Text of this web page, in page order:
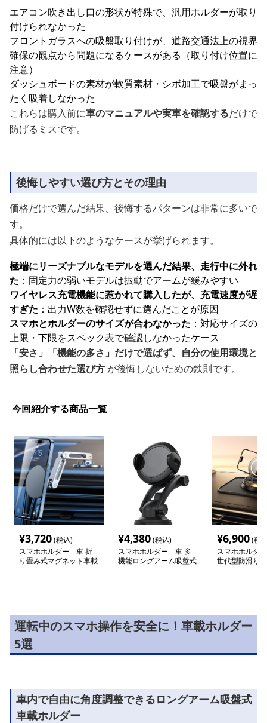
エアコン吹き出し口の形状が特殊で、汎用ホルダーが取り
付けられなかった
フロントガラスへの吸盤取り付けが、道路交通法上の視界
確保の観点から問題になるケースがある（取り付け位置に
注意）
ダッシュボードの素材が軟質素材・シボ加工で吸盤がまっ
たく吸着しなかった
これらは購入前に車のマニュアルや実車を確認するだけで
防げるミスです。
後悔しやすい選び方とその理由
価格だけで選んだ結果、後悔するパターンは非常に多いで
す。
具体的には以下のようなケースが挙げられます。
極端にリーズナブルなモデルを選んだ結果、走行中に外れ
た ：固定力の弱いモデルは振動でアームが緩みやすい
ワイヤレス充電機能に惹かれて購入したが、充電速度が遅
すぎた ：出力W数を確認せずに選んだことが原因
スマホとホルダーのサイズが合わなかった ：対応サイズの
上限・下限をスペック表で確認しなかったケース
「安さ」「機能の多さ」だけで選ばず、自分の使用環境と
照らし合わせた選び方 が後悔しないための鉄則です。
今回紹介する商品一覧
¥3,720(税込)
スマホホルダー 車 折
り畳み式マグネット車載
¥4,380(税込)
スマホホルダー 車 多
機能ロングアーム吸盤式
¥6,900(税
スマホホルダ
世代型防滑り
運転中のスマホ操作を安全に！車載ホルダー
5選
車内で自由に角度調整できるロングアーム吸盤式
車載ホルダー